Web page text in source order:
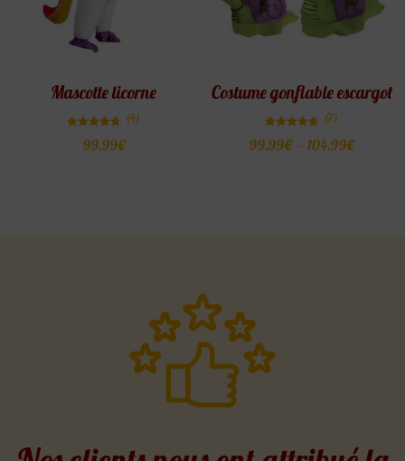
Mascotte licorne
4.75
(4)
99.99€
Costume gonflable escargot
4.71
(7)
99.99€ – 104.99€